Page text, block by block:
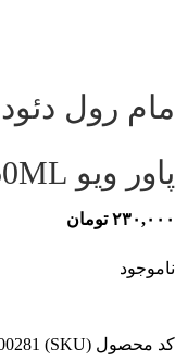
مام رول
پاور ویو 50ML – مای
۲۳۰,۰۰۰ تومان
ناموجود
کد محصول (SKU)